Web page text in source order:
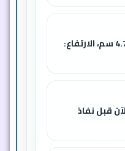
الطول: 7.5 سم، العرض: 4.7 سم، الارتفاع:
قبل نفاذ